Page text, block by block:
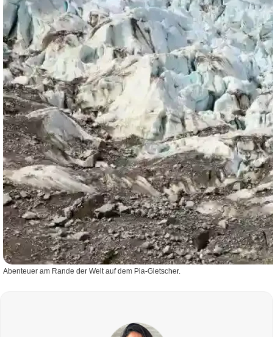
Abenteuer am Rande der Welt auf dem Pia-Gletscher.